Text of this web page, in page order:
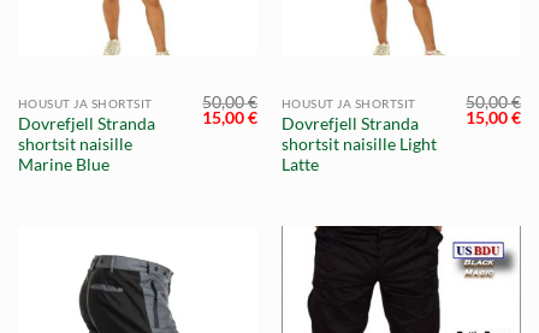
HOUSUT JA SHORTSIT
Dovrefjell Stranda
shortsit naisille
Marine Blue
50,00€
Alkuperäinen
hinta
15,00€Nykyinen
hinta
15,00 €.
HOUSUT JA SHORTSIT
Dovrefjell Stranda
shortsit naisille Light
Latte
50,00€
hinta
15,00€